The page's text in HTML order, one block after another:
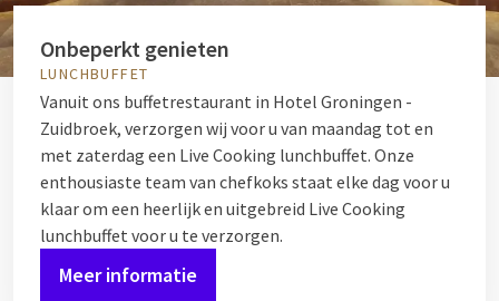
Onbeperkt genieten
LUNCHBUFFET
Vanuit ons buffetrestaurant in Hotel Groningen -
Zuidbroek, verzorgen wij voor u van maandag tot en
met zaterdag een Live Cooking lunchbuffet. Onze
enthousiaste team van chefkoks staat elke dag voor u
klaar om een heerlijk en uitgebreid Live Cooking
lunchbuffet voor u te verzorgen.
Meer informatie